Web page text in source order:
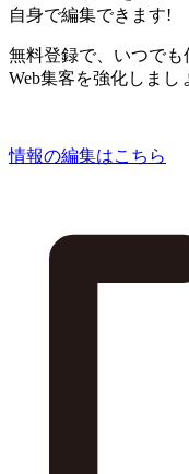
自身で編集できます!
無料登録で、いつでも
Web集客を強化しまし
情報の編集はこちら